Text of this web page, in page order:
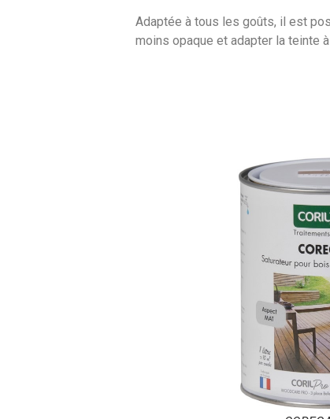
Adaptée à tous les goûts, il est
moins opaque et adapter la teinte